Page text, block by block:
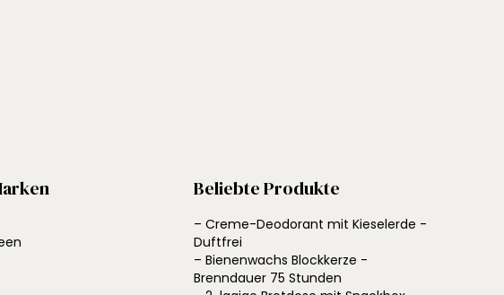
Beliebte Produkte
– Creme-Deodorant mit Kieselerde -
Duftfrei
– Bienenwachs Blockkerze -
Brenndauer 75 Stunden